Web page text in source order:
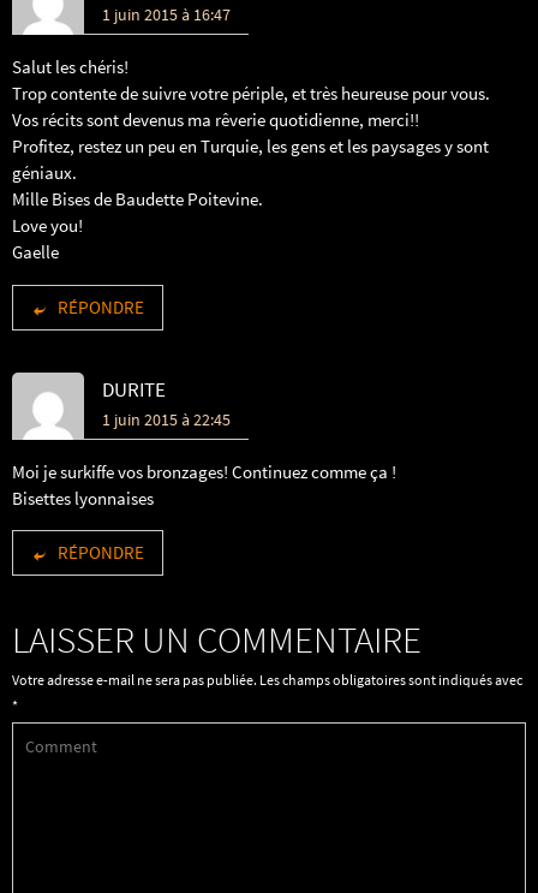
1 juin 2015 à 16:47
Salut les chéris!
Trop contente de suivre votre périple, et très heureuse pour vous.
Vos récits sont devenus ma rêverie quotidienne, merci!!
Profitez, restez un peu en Turquie, les gens et les paysages y sont
géniaux.
Mille Bises de Baudette Poitevine.
Love you!
Gaelle
RÉPONDRE
DURITE
1 juin 2015 à 22:45
Moi je surkiffe vos bronzages! Continuez comme ça !
Bisettes lyonnaises
RÉPONDRE
LAISSER UN COMMENTAIRE
Votre adresse e-mail ne sera pas publiée. Les champs obligatoires sont indiqués avec
*